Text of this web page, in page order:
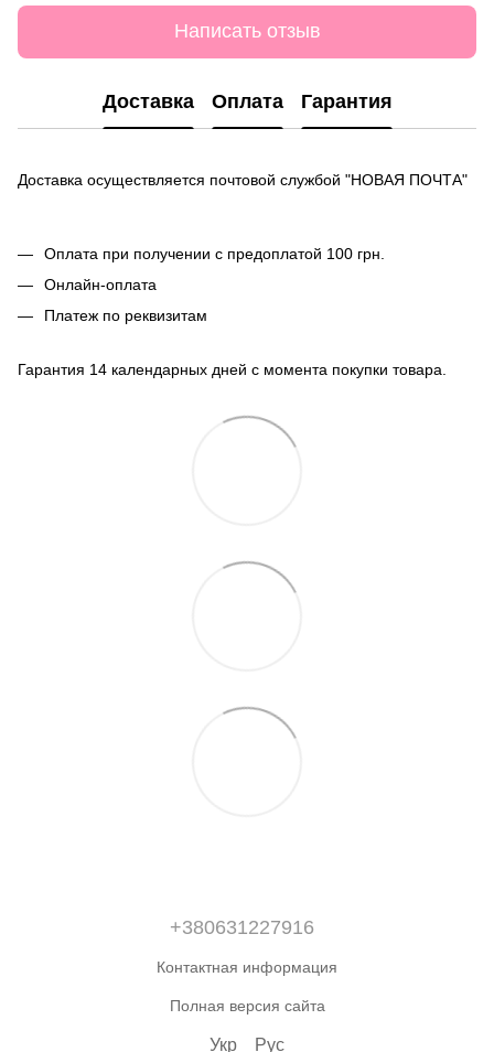
Написать отзыв
Доставка Оплата Гарантия
Доставка осуществляется почтовой службой "НОВАЯ ПОЧТА"
Оплата при получении с предоплатой 100 грн.
Онлайн-оплата
Платеж по реквизитам
Гарантия 14 календарных дней с момента покупки товара.
+380631227916
Контактная информация
Полная версия сайта
Укр Рус